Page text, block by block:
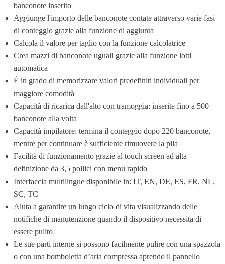
banconote inserito
Aggiunge l'importo delle banconote contate attraverso varie fasi
di conteggio grazie alla funzione di aggiunta
Calcola il valore per taglio con la funzione calcolatrice
Crea mazzi di banconote uguali grazie alla funzione lotti
automatica
È in grado di memorizzare valori predefiniti individuali per
maggiore comodità
Capacità di ricarica dall'alto con tramoggia: inserite fino a 500
banconote alla volta
Capacità impilatore: termina il conteggio dopo 220 banconote,
mentre per continuare è sufficiente rimuovere la pila
Facilità di funzionamento grazie al touch screen ad alta
definizione da 3,5 pollici con menu rapido
Interfaccia multilingue disponibile in: IT, EN, DE, ES, FR, NL,
SC, TC
Aiuta a garantire un lungo ciclo di vita visualizzando delle
notifiche di manutenzione quando il dispositivo necessita di
essere pulito
Le sue parti interne si possono facilmente pulire con una spazzola
o con una bomboletta d’aria compressa aprendo il pannello